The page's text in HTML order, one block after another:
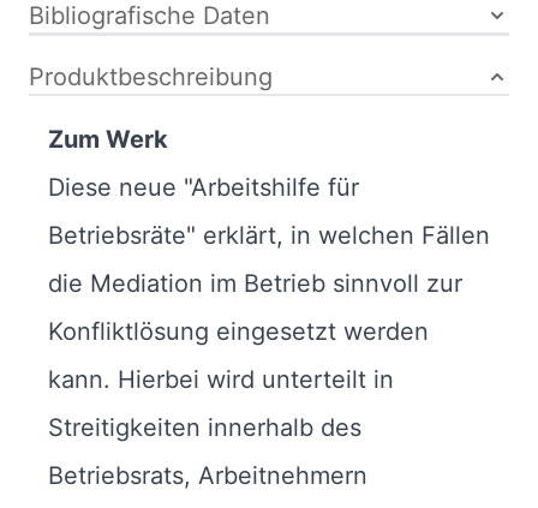
Bibliografische Daten
Produktbeschreibung
Zum Werk
Diese neue "Arbeitshilfe für
Betriebsräte" erklärt, in welchen Fällen
die Mediation im Betrieb sinnvoll zur
Konfliktlösung eingesetzt werden
kann. Hierbei wird unterteilt in
Streitigkeiten innerhalb des
Betriebsrats, Arbeitnehmern